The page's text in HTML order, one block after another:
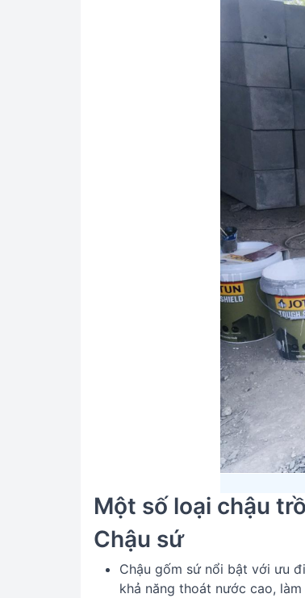
Một số loại chậu
Chậu sứ
Chậu gốm sứ nổi bật với ưu
khả năng thoát nước cao,